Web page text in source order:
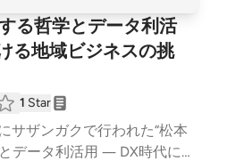
る哲学とデータ利活
る地域ビジネスの挑
1 Star
サザンガクで行われた“松本
データ利活用 ― DX時代にお